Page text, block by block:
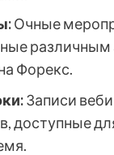
Очные
различным
Форекс.
Записи
доступные